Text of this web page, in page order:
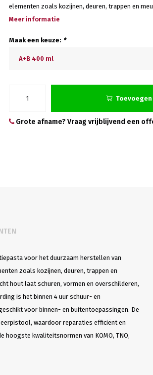
elementen zoals kozijnen, deuren, trappen en
Meer informatie
Maak een keuze: *
A+B 400 ml
Grote afname? Vraag vrijblijvend een
voor het duurzaam herstellen van
zoals kozijnen, deuren, trappen en
hout laat schuren, vormen en overschilderen,
is het binnen 4 uur schuur- en
voor binnen- en buitentoepassingen. De
waardoor reparaties efficiënt en
hoogste kwaliteitsnormen van KOMO, TNO,